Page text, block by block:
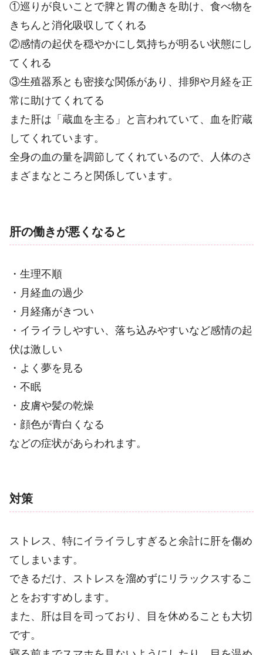
①巡りが良いことで脾と胃の働きを助け、食べ物を
きちんと消化吸収してくれる
②感情の起伏を穏やかにし気持ちが明るい状態にし
てくれる
③生殖器系とも密接な関係があり、排卵や月経を正
常に助けてくれてる
また肝は「蔵血を主る」と言われていて、血を貯蔵
してくれています。
全身の血の量を調節してくれているので、人体のさ
まざまなところと関係しています。
肝の働きが悪くなると
・生理不順
・月経血の過少
・月経痛がきつい
・イライラしやすい、落ち込みやすいなど感情の起
伏は激しい
・よく夢を見る
・不眠
・皮膚や髪の乾燥
・顔色が青白くなる
などの症状があらわれます。
対策
ストレス、特にイライラしすぎると余計に肝を傷め
てしまいます。
できるだけ、ストレスを溜めずにリラックスするこ
とをおすすめします。
また、肝は目を司っており、目を休めることも大切
です。